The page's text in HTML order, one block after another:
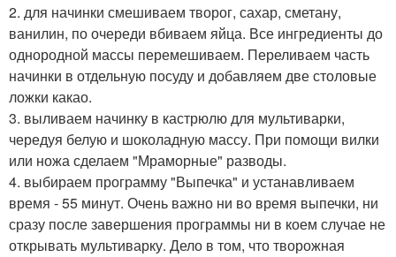
2. для начинки смешиваем творог, сахар, сметану,
ванилин, по очереди вбиваем яйца. Все ингредиенты до
однородной массы перемешиваем. Переливаем часть
начинки в отдельную посуду и добавляем две столовые
ложки какао.
3. выливаем начинку в кастрюлю для мультиварки,
чередуя белую и шоколадную массу. При помощи вилки
или ножа сделаем "Мраморные" разводы.
4. выбираем программу "Выпечка" и устанавливаем
время - 55 минут. Очень важно ни во время выпечки, ни
сразу после завершения программы ни в коем случае не
открывать мультиварку. Дело в том, что творожная